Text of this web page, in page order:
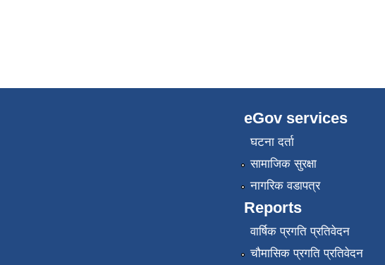
eGov services
घटना दर्ता
सामाजिक सुरक्षा
नागरिक वडापत्र
Reports
वार्षिक प्रगति प्रतिवेदन
चौमासिक प्रगति प्रतिवेदन